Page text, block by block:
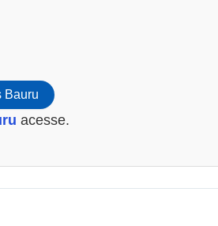
Bauru
acesse.